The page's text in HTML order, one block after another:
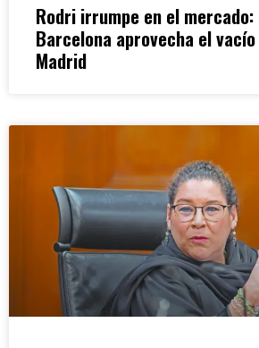
Rodri irrumpe en el mercado:
Barcelona aprovecha el
Madrid